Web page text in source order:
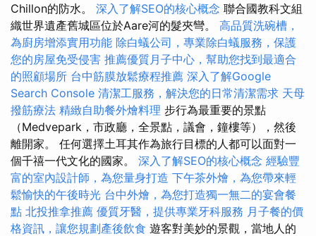
Chillon的防水。 深入了解SEO的核心概念 聯合國教科文組
織世界遺產舊城區位於Aare河的髮夾彎。 高品質洗碗槽，
為廚房增添實用功能 除白蟻公司，專業除白蟻服務，保護
您的房屋免受侵害 推薦優質月子中心，幫助您找到最適合
的照顧場所 台中筋膜放鬆療程推薦 深入了解Google
Search Console 清潔工服務，解決您的日常清潔需求 天母
撥筋療法 精緻自助餐外燴料理 步行為最重要的景點
（Medvepark，市政廳，全景點，議會，鐘樓等），然後
離開家。 任何選擇土耳其作為旅行目標的人都可以面對一
個千禧一代文化的國家。 深入了解SEO的核心概念 經驗豐
富的室內設計師，為您量身打造 下午茶外燴，為您帶來輕
鬆愉快的午後時光 台中外燴，為您打造獨一無二的宴會餐
點 北投推拿推薦 優質牙醫，提供專業牙科服務 月子餐的價
格資訊，讓您規劃產後飲食 遊客對美妙的景觀，當地人的